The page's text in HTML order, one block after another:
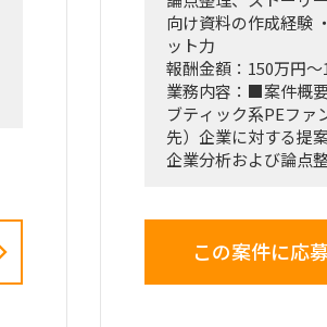
向け資料の作成経験
ット力
報酬金額：150万円～
業務内容：■案件概要
ブティック系PEファ
先）企業に対する提
企業分析および論点
■想定業務：
この案件に応